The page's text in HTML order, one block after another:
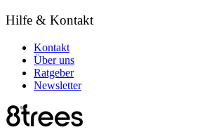
Hilfe & Kontakt
Kontakt
Über uns
Ratgeber
Newsletter